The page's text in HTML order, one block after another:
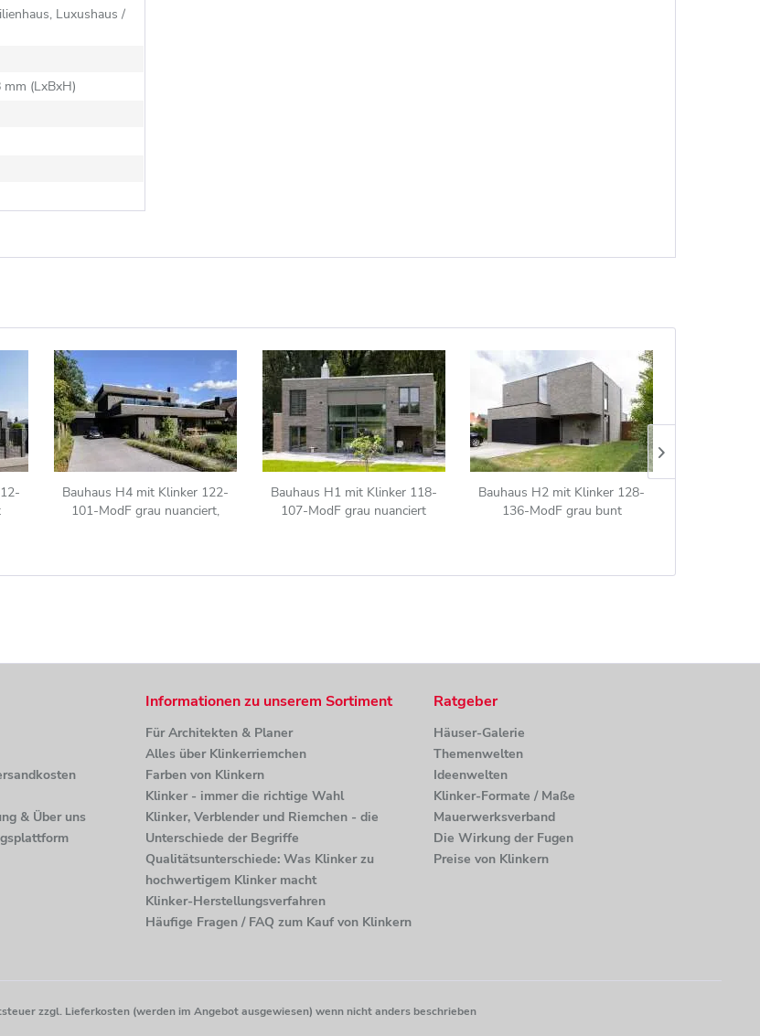
Luxushaus /
mm (LxBxH)
Bauhaus H4 mit Klinker 122-
101-ModF grau nuanciert,
Bauhaus H1 mit Klinker 118-
107-ModF grau nuanciert
Bauhaus H2 mit Klinker 128-
136-ModF grau bunt
& Über uns
Informationen zu unserem Sortiment
Für Architekten & Planer
Alles über Klinkerriemchen
Farben von Klinkern
Klinker - immer die richtige Wahl
Klinker, Verblender und Riemchen - die
Unterschiede der Begriffe
Qualitätsunterschiede: Was Klinker zu
hochwertigem Klinker macht
Klinker-Herstellungsverfahren
Häufige Fragen / FAQ zum Kauf von Klinkern
Ratgeber
Häuser-Galerie
Themenwelten
Ideenwelten
Klinker-Formate / Maße
Mauerwerksverband
Die Wirkung der Fugen
Preise von Klinkern
zzgl. Lieferkosten (werden im Angebot ausgewiesen) wenn nicht anders beschrieben